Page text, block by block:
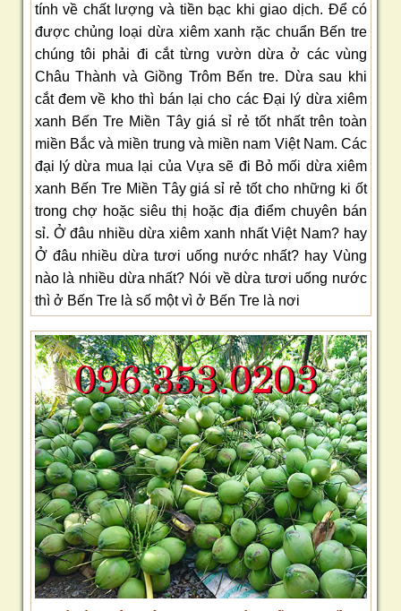
tính về chất lượng và tiền bạc khi giao dịch. Để có
được chủng loại dừa xiêm xanh rặc chuẩn Bến tre
chúng tôi phải đi cắt từng vườn dừa ở các vùng
Châu Thành và Giồng Trôm Bến tre. Dừa sau khi
cắt đem về kho thì bán lại cho các Đại lý dừa xiêm
xanh Bến Tre Miền Tây giá sỉ rẻ tốt nhất trên toàn
miền Bắc và miền trung và miền nam Việt Nam. Các
đại lý dừa mua lại của Vựa sẽ đi Bỏ mối dừa xiêm
xanh Bến Tre Miền Tây giá sỉ rẻ tốt cho những ki ốt
trong chợ hoặc siêu thị hoặc địa điểm chuyên bán
sỉ. Ở đâu nhiều dừa xiêm xanh nhất Việt Nam? hay
Ở đâu nhiều dừa tươi uống nước nhất? hay Vùng
nào là nhiều dừa nhất? Nói về dừa tươi uống nước
thì ở Bến Tre là số một vì ở Bến Tre là nơi